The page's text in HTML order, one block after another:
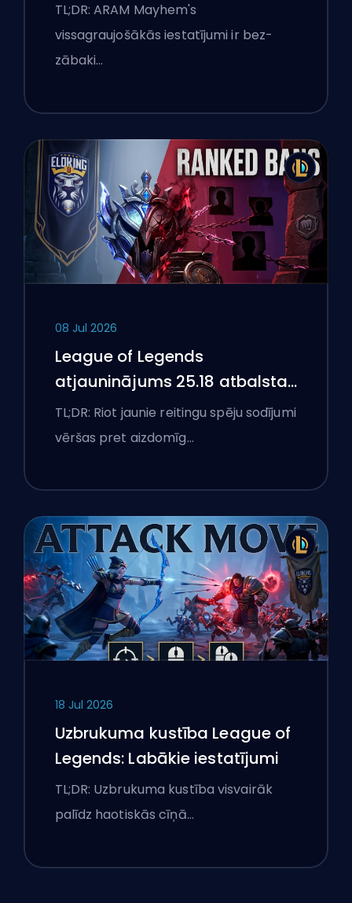
TL;DR: ARAM Mayhem's
vissagraujošākās iestatījumi ir bez-
zābaki…
08 Jul 2026
League of Legends
atjauninājums 25.18 atbalsta
aizliegumus un boostēšanas
karogus
TL;DR: Riot jaunie reitingu spēju sodījumi
vēršas pret aizdomīg…
18 Jul 2026
Uzbrukuma kustība League of
Legends: Labākie iestatījumi
TL;DR: Uzbrukuma kustība visvairāk
palīdz haotiskās cīņā…